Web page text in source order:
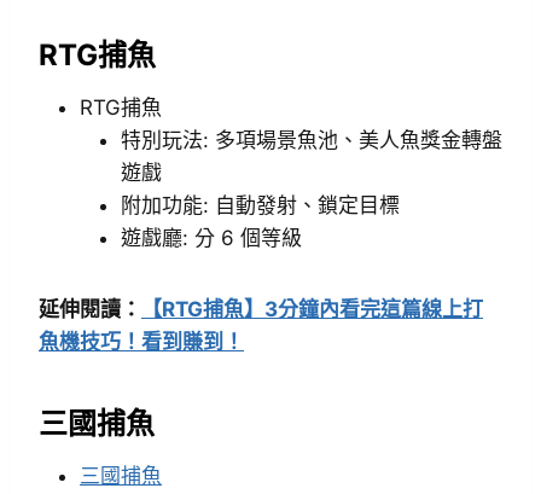
RTG捕魚
RTG捕魚
特別玩法: 多項場景魚池、美人魚獎金轉盤
遊戲
附加功能: 自動發射、鎖定目標
遊戲廳: 分 6 個等級
延伸閱讀：
【RTG捕魚】3分鐘內看完這篇線上打
魚機技巧！看到賺到！
三國捕魚
三國捕魚